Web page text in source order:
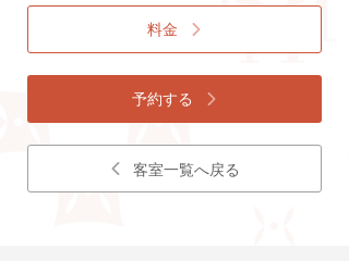
料金
予約する
客室一覧へ戻る